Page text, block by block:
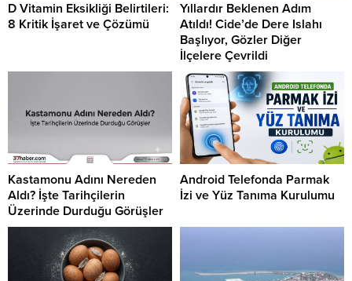
D Vitamin Eksikliği Belirtileri:
8 Kritik İşaret ve Çözümü
Yıllardır Beklenen Adım
Atıldı! Cide’de Dere Islahı
Başlıyor, Gözler Diğer
İlçelere Çevrildi
Kastamonu Adını Nereden
Aldı? İşte Tarihçilerin
Üzerinde Durduğu Görüşler
Android Telefonda Parmak
İzi ve Yüz Tanıma Kurulumu